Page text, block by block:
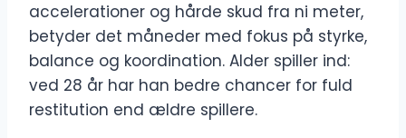
accelerationer og hårde skud fra ni meter,
betyder det måneder med fokus på styrke,
balance og koordination. Alder spiller ind:
ved 28 år har han bedre chancer for fuld
restitution end ældre spillere.